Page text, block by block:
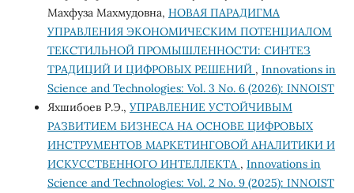
Махфуза Махмудовна, НОВАЯ ПАРАДИГМА
УПРАВЛЕНИЯ ЭКОНОМИЧЕСКИМ ПОТЕНЦИАЛОМ
ТЕКСТИЛЬНОЙ ПРОМЫШЛЕННОСТИ: СИНТЕЗ
ТРАДИЦИЙ И ЦИФРОВЫХ РЕШЕНИЙ , Innovations in
Science and Technologies: Vol. 3 No. 6 (2026): INNOIST
Яхшибоев Р.Э., УПРАВЛЕНИЕ УСТОЙЧИВЫМ
РАЗВИТИЕМ БИЗНЕСА НА ОСНОВЕ ЦИФРОВЫХ
ИНСТРУМЕНТОВ МАРКЕТИНГОВОЙ АНАЛИТИКИ И
ИСКУССТВЕННОГО ИНТЕЛЛЕКТА , Innovations in
Science and Technologies: Vol. 2 No. 9 (2025): INNOIST